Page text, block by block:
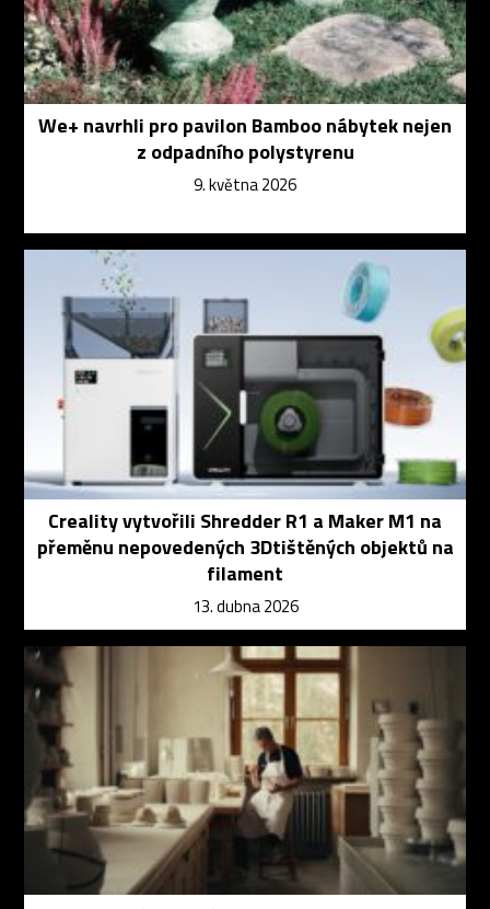
We+ navrhli pro pavilon Bamboo nábytek nejen
z odpadního polystyrenu
9. května 2026
Creality vytvořili Shredder R1 a Maker M1 na
přeměnu nepovedených 3Dtištěných objektů na
filament
13. dubna 2026